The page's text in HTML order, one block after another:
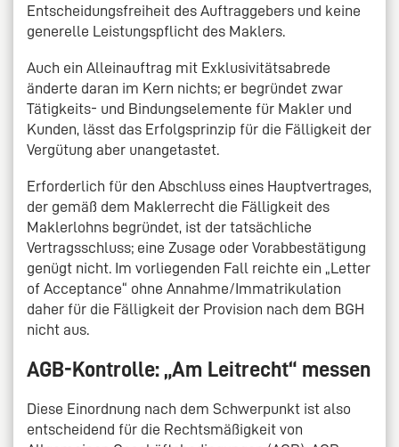
Entscheidungsfreiheit des Auftraggebers und keine
generelle Leistungspflicht des Maklers.
Auch ein Alleinauftrag mit Exklusivitätsabrede
änderte daran im Kern nichts; er begründet zwar
Tätigkeits- und Bindungselemente für Makler und
Kunden, lässt das Erfolgsprinzip für die Fälligkeit der
Vergütung aber unangetastet.
Erforderlich für den Abschluss eines Hauptvertrages,
der gemäß dem Maklerrecht die Fälligkeit des
Maklerlohns begründet, ist der tatsächliche
Vertragsschluss; eine Zusage oder Vorabbestätigung
genügt nicht. Im vorliegenden Fall reichte ein „Letter
of Acceptance“ ohne Annahme/Immatrikulation
daher für die Fälligkeit der Provision nach dem BGH
nicht aus.
AGB-Kontrolle: „Am Leitrecht“ messen
Diese Einordnung nach dem Schwerpunkt ist also
entscheidend für die Rechtsmäßigkeit von